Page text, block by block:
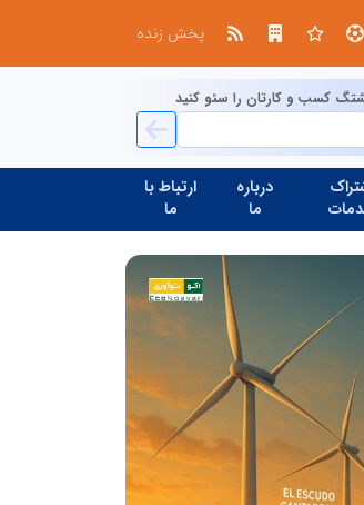
پخش زنده
کسب و کارتان را سئو کنید
درباره
ما
ارتباط با
ما